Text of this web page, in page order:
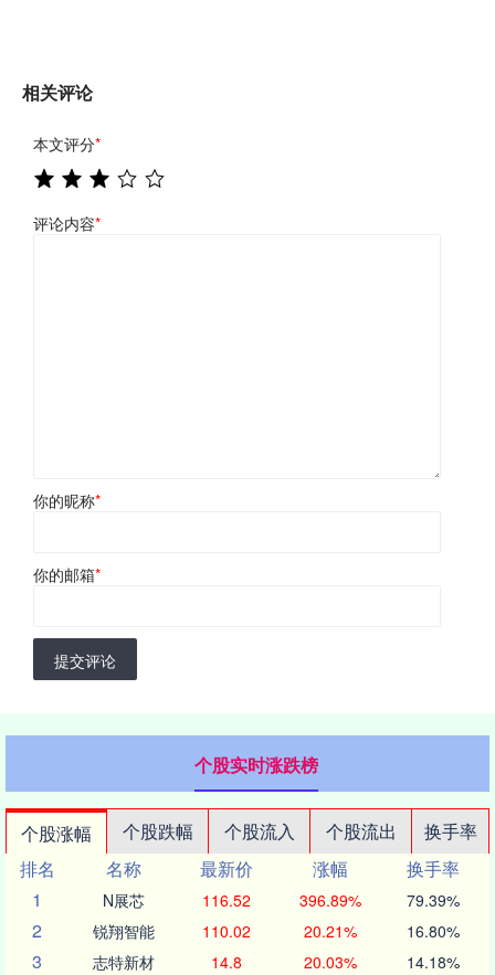
相关评论
本文评分*
评论内容*
你的昵称*
你的邮箱*
提交评论
个股实时涨跌榜
个股涨幅 个股跌幅 个股流入 个股流出
换手率
排名
名称 最新价 涨幅
换手率
1
N展芯 116.52 396.89% 79.39%
2 锐翔智能 110.02 20.21% 16.80%
3 志特新材 14.8 20.03% 14.18%